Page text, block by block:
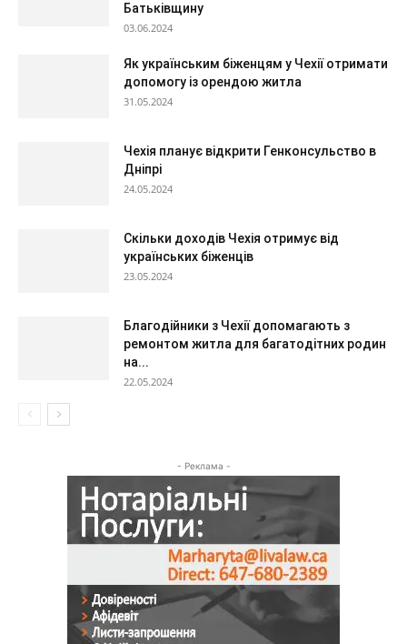
Батьківщину
03.06.2024
Як українським біженцям у Чехії отримати
допомогу із орендою житла
31.05.2024
Чехія планує відкрити Генконсульство в
Дніпрі
24.05.2024
Скільки доходів Чехія отримує від
українських біженців
23.05.2024
Благодійники з Чехії допомагають з
ремонтом житла для багатодітних родин
на...
22.05.2024
- Реклама -